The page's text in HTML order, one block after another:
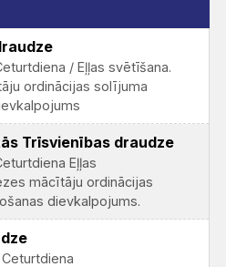
/ Eļļas svētīšana.
ordinācijas solījuma
Trīsvienības draudze
Eļļas
mācītāju ordinācijas
dievkalpojums.
Ceturtdiena